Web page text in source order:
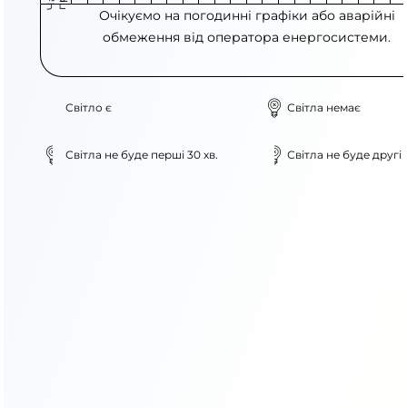
Очікуємо на погодинні графіки або аварійні
обмеження від оператора енергосистеми.
Світло є Світла немає
Світла не буде перші 30 хв. Світла не буде другі